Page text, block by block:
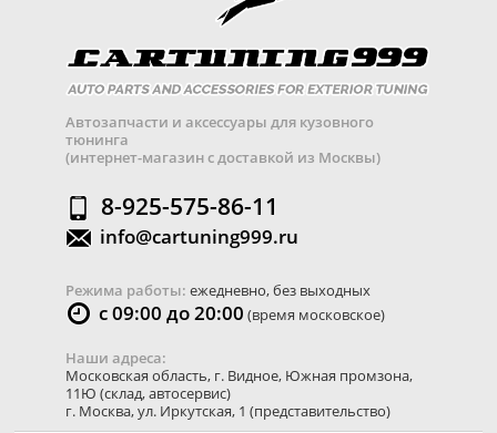
Автозапчасти и аксессуары для кузовного
тюнинга
(интернет-магазин с доставкой из Москвы)
8-925-575-86-11
info@cartuning999.ru
Режима работы: ежедневно, без выходных
с 09:00 до 20:00 (время московское)
Наши адреса:
Московская область, г. Видное, Южная промзона,
11Ю (склад, автосервис)
г. Москва,ул. Иркутская, 1 (представительство)